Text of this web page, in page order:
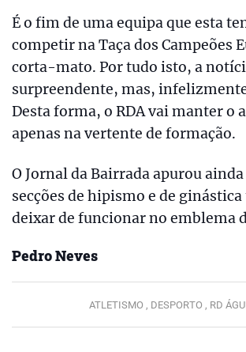
É o fim de uma equipa que esta
competir na Taça dos Campeões
corta-mato. Por tudo isto, a
surpreendente, mas,
Desta forma, o RDA vai manter o
apenas na vertente de formação.
O Jornal da Bairrada apurou ainda
secções de hipismo e de
deixar de funcionar no emblema
Pedro Neves
ATLETISMO , DESPORTO , RD